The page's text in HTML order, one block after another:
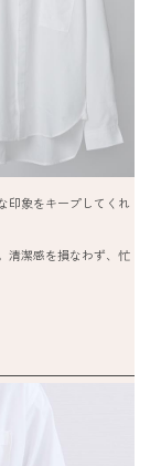
印象をキープしてくれ
清潔感を損なわず、忙